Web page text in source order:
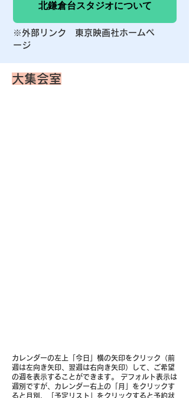
北鎌倉台スタジオについて
※外部リンク 東京映画社ホームペ
ージ
大集会室
カレンダーの左上「今日」横の矢印をクリック（前
週は左向き矢印、翌週は右向き矢印）して、ご希望
の週を表示することができます。 デフォルト表示は
週別ですが、カレンダー右上の「月」をクリックす
ると月別、「予定リスト」をクリックすると予約状